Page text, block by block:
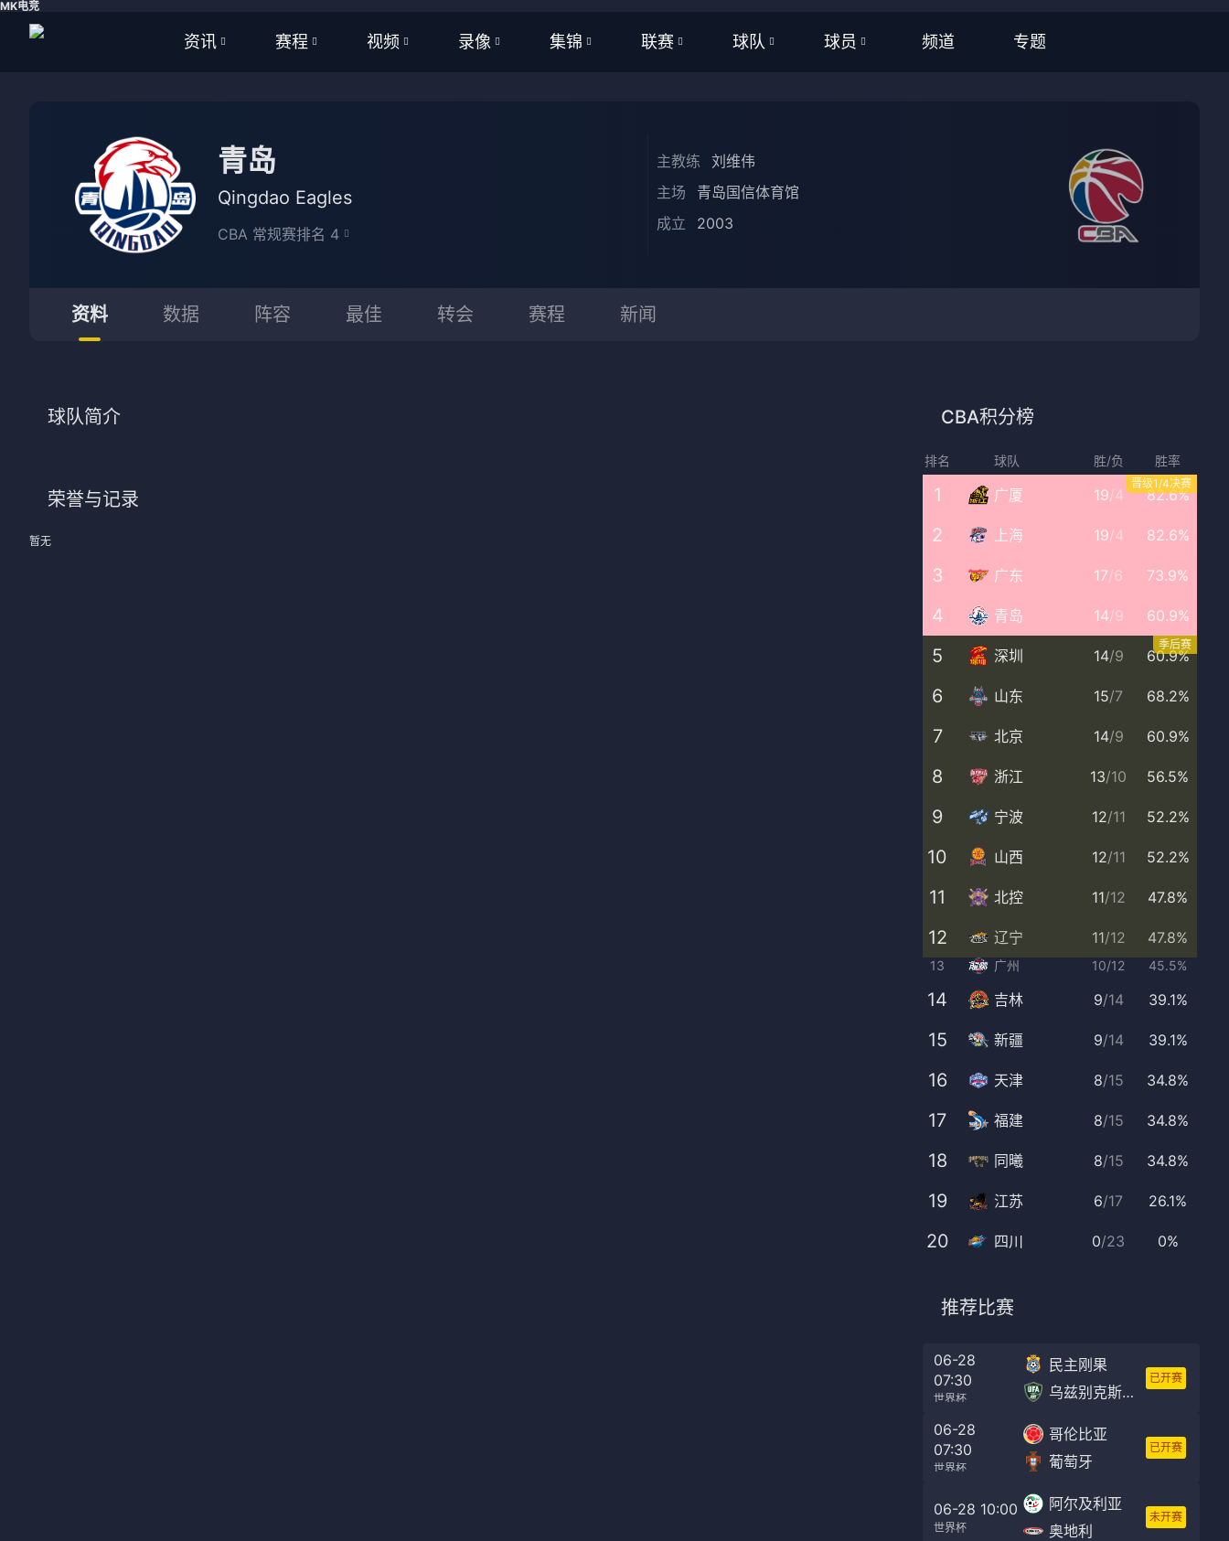
MK电竞
资讯
体育
西甲
赛程
WNBA
视频 录像 集锦 联赛
亚洲杯
欧洲杯
球队 球员 频道 专题
青岛
Qingdao Eagles
CBA 常规赛排名 4
主教练
刘维伟
主场
青岛国信体育馆
成立
2003
资料 数据 阵容 最佳 转会 赛程 新闻
球队简介
荣誉与记录
暂无
CBA积分榜
排名 球队 胜/负 胜率
晋级1/4决赛
1 广厦 19/4 82.6%
2 上海 19/4 82.6%
3 广东 17/6 73.9%
4 青岛 14/9 60.9%
季后赛
5 深圳 14/9 60.9%
6 山东 15/7 68.2%
7 北京 14/9 60.9%
8 浙江 13/10 56.5%
9 宁波 12/11 52.2%
10 山西 12/11 52.2%
11 北控 11/12 47.8%
12 辽宁 11/12 47.8%
13 广州 10/12 45.5%
14 吉林 9/14 39.1%
15 新疆 9/14 39.1%
16 天津 8/15 34.8%
17 福建 8/15 34.8%
18 同曦 8/15 34.8%
19 江苏 6/17 26.1%
20 四川 0/23 0%
推荐比赛
06-28
07:30
世界杯
民主刚果
乌兹别克斯坦
已开赛
06-28
07:30
世界杯
哥伦比亚
葡萄牙
已开赛
06-28 10:00
世界杯
阿尔及利亚
奥地利
未开赛